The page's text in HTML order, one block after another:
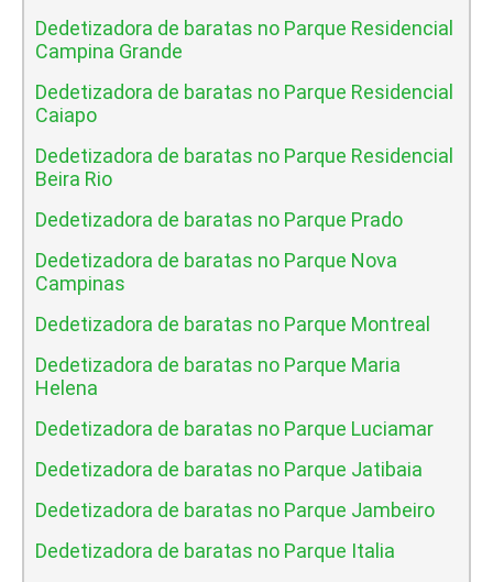
Dedetizadora de baratas no Parque Residencial
Campina Grande
Dedetizadora de baratas no Parque Residencial
Caiapo
Dedetizadora de baratas no Parque Residencial
Beira Rio
Dedetizadora de baratas no Parque Prado
Dedetizadora de baratas no Parque Nova
Campinas
Dedetizadora de baratas no Parque Montreal
Dedetizadora de baratas no Parque Maria
Helena
Dedetizadora de baratas no Parque Luciamar
Dedetizadora de baratas no Parque Jatibaia
Dedetizadora de baratas no Parque Jambeiro
Dedetizadora de baratas no Parque Italia